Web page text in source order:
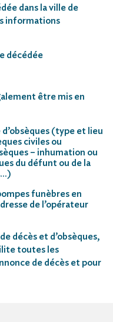
dans la ville de
informations
décédée
être mis en
(type et lieu
civiles ou
– inhumation ou
du défunt ou de la
funèbres en
de l’opérateur
décès et d’obsèques,
toutes les
de décès et pour